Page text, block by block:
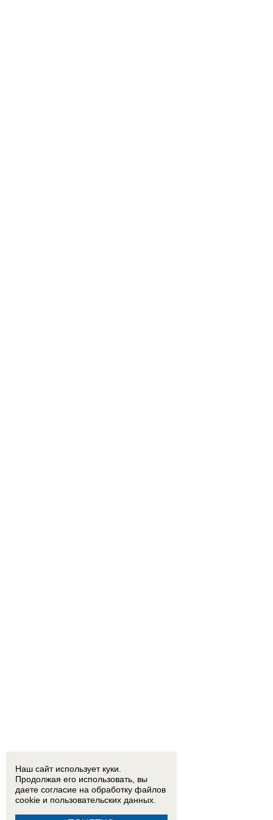
Наш сайт использует куки.
Продолжая его использовать, вы
даете согласие на обработку файлов
cookie и пользовательских данных.